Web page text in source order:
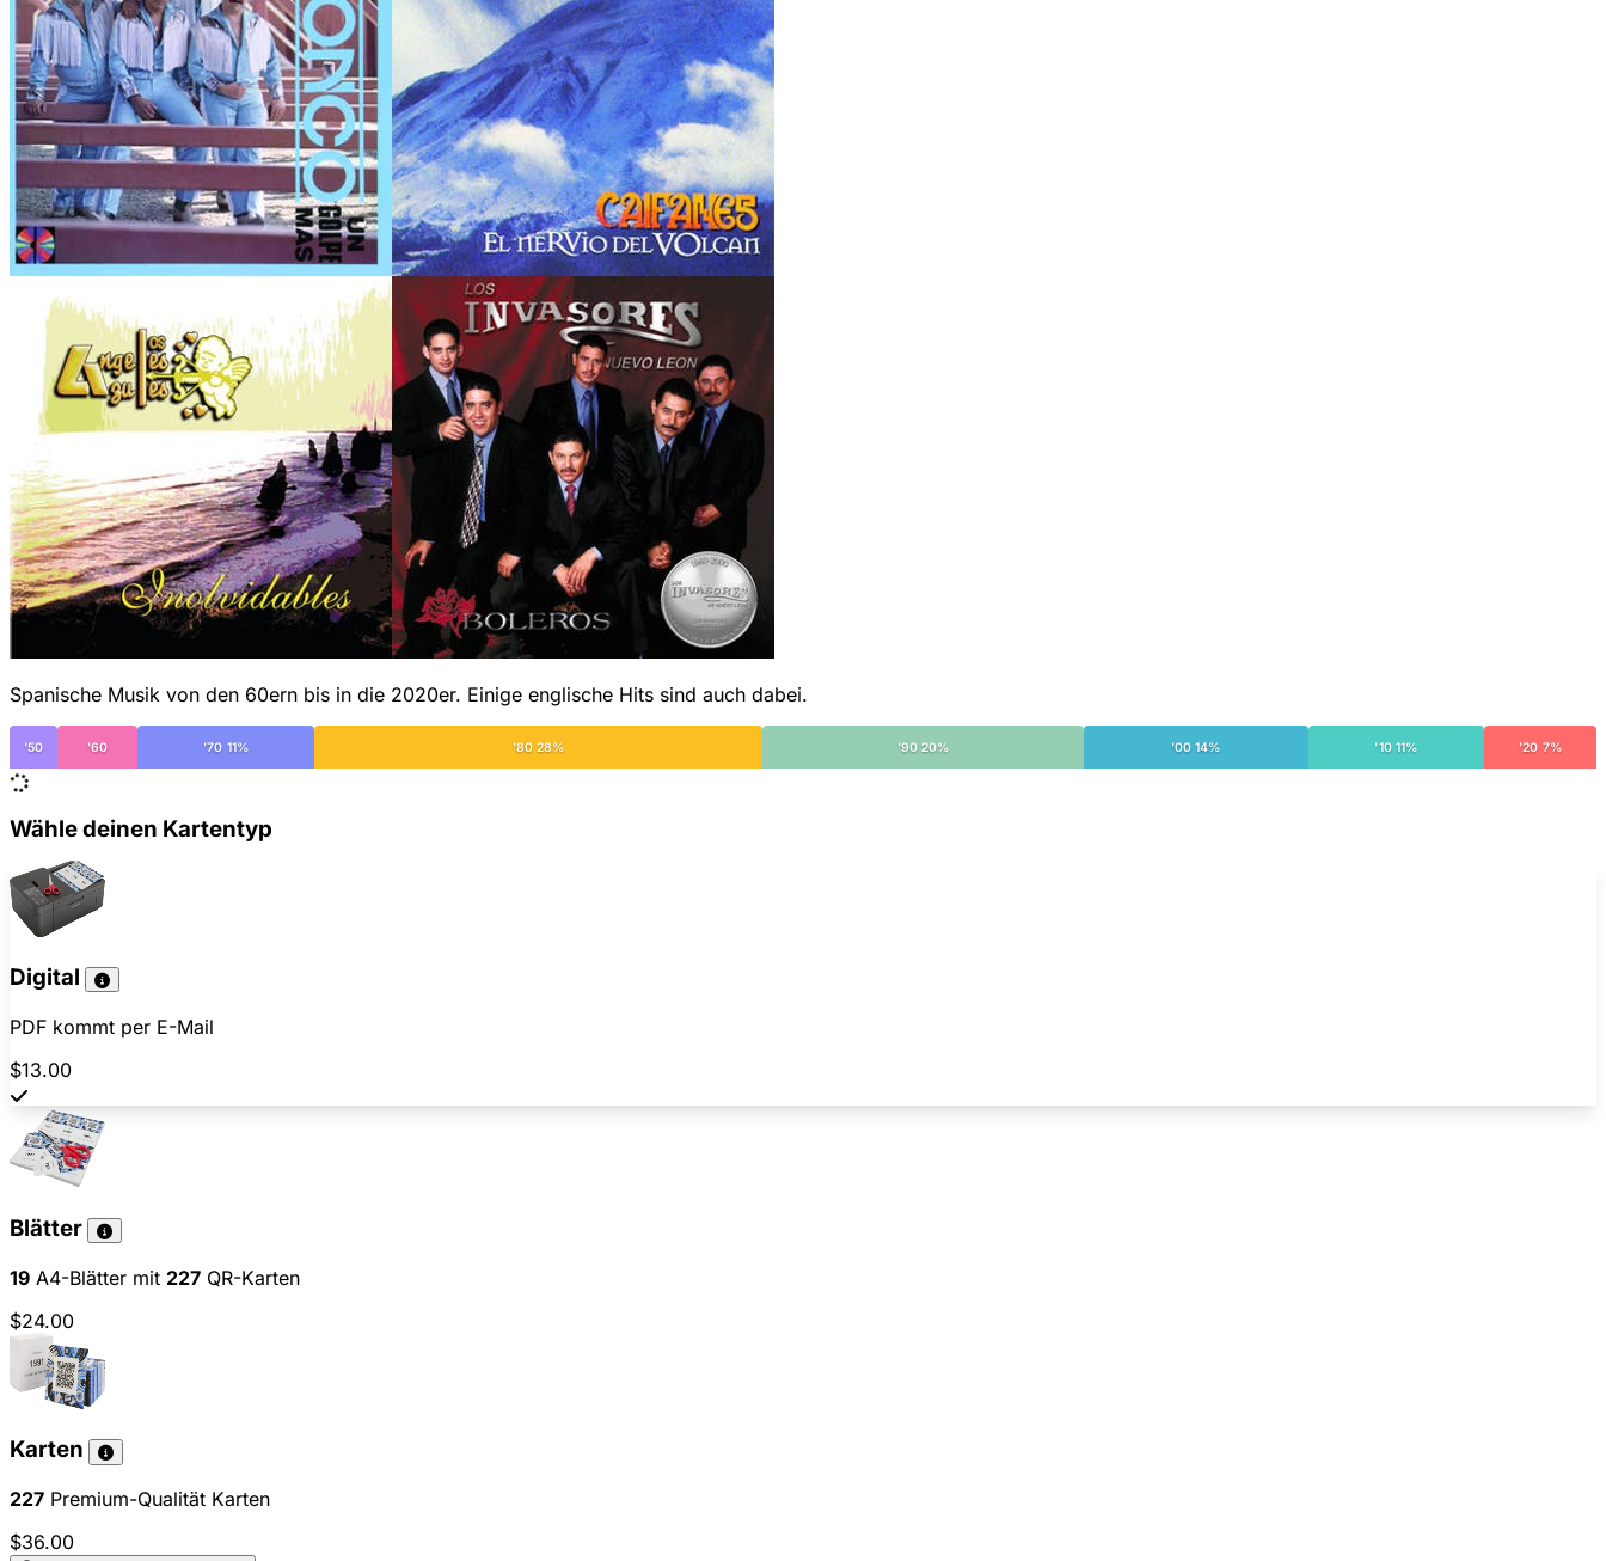
Spanische Musik von den 60ern bis in die 2020er. Einige englische Hits sind auch dabei.
'50 '60 '70 11% '80 28% '90 20% '00 14% '10 11% '20 7%
Wähle deinen Kartentyp
Digital
PDF kommt per E-Mail
$13.00
Blätter
19 A4-Blätter mit 227 QR-Karten
$24.00
Karten
227 Premium-Qualität Karten
$36.00